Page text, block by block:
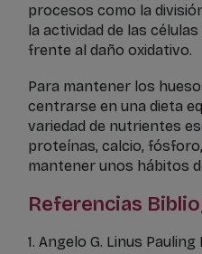
procesos como la
la actividad de las
frente al daño oxidativo.
Para mantener los
centrarse en una dieta
variedad de nutrientes
proteínas, calcio,
mantener unos hábitos
Referencias
1. Angelo G. Linus